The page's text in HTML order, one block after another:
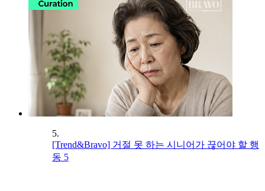
5.
[Trend&Bravo] 거절 못 하는 시니어가 끊어야 할 행
동 5